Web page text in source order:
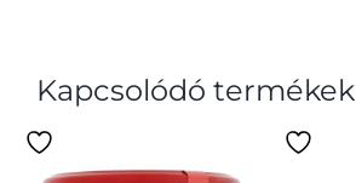
Kapcsolódó termékek